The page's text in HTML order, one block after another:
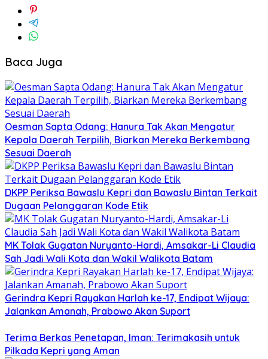
Baca Juga
Oesman Sapta Odang: Hanura Tak Akan Mengatur
Kepala Daerah Terpilih, Biarkan Mereka Berkembang
Sesuai Daerah
DKPP Periksa Bawaslu Kepri dan Bawaslu Bintan Terkait
Dugaan Pelanggaran Kode Etik
MK Tolak Gugatan Nuryanto-Hardi, Amsakar-Li Claudia
Sah Jadi Wali Kota dan Wakil Walikota Batam
Gerindra Kepri Rayakan Harlah ke-17, Endipat Wijaya:
Jalankan Amanah, Prabowo Akan Suport
Terima Berkas Penetapan, Iman: Terimakasih untuk
Pilkada Kepri yang Aman